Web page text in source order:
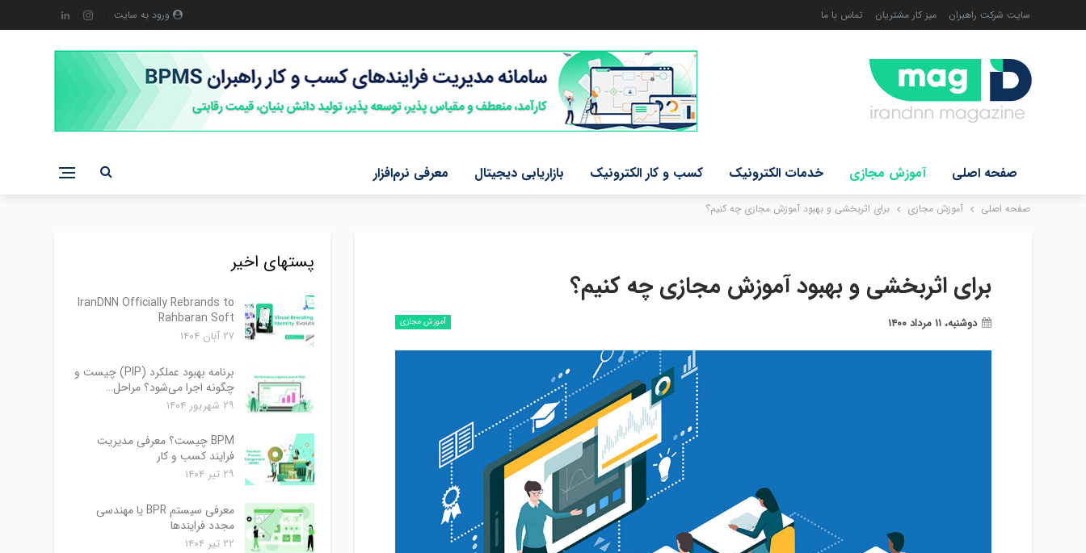
ورود به سایت سایت شرکت راهبران میز کار مشتریان تماس با ما
صفحه اصلی آموزش مجازی خدمات الکترونیک کسب و کار الکترونیک بازاریابی دیجیتال معرفی نرم‌افزار
صفحه اصلی آموزش مجازی برای اثربخشی و بهبود آموزش مجازی چه کنیم؟
برای اثربخشی و بهبود آموزش مجازی چه کنیم؟
آموزش مجازی دوشنبه، ۱۱ مرداد ۱۴۰۰
پستهای اخیر
IranDNN Officially Rebrands to
Rahbaran Soft
۲۷ آبان ۱۴۰۴
برنامه بهبود عملکرد (PIP) چیست و
چگونه اجرا می‌شود؟ مراحل…
۲۹ شهریور ۱۴۰۴
BPM چیست؟ معرفی مدیریت
فرایند کسب و کار
۲۹ تیر ۱۴۰۴
معرفی سیستم BPR یا مهندسی
مجدد فرایندها
۲۲ تیر ۱۴۰۴